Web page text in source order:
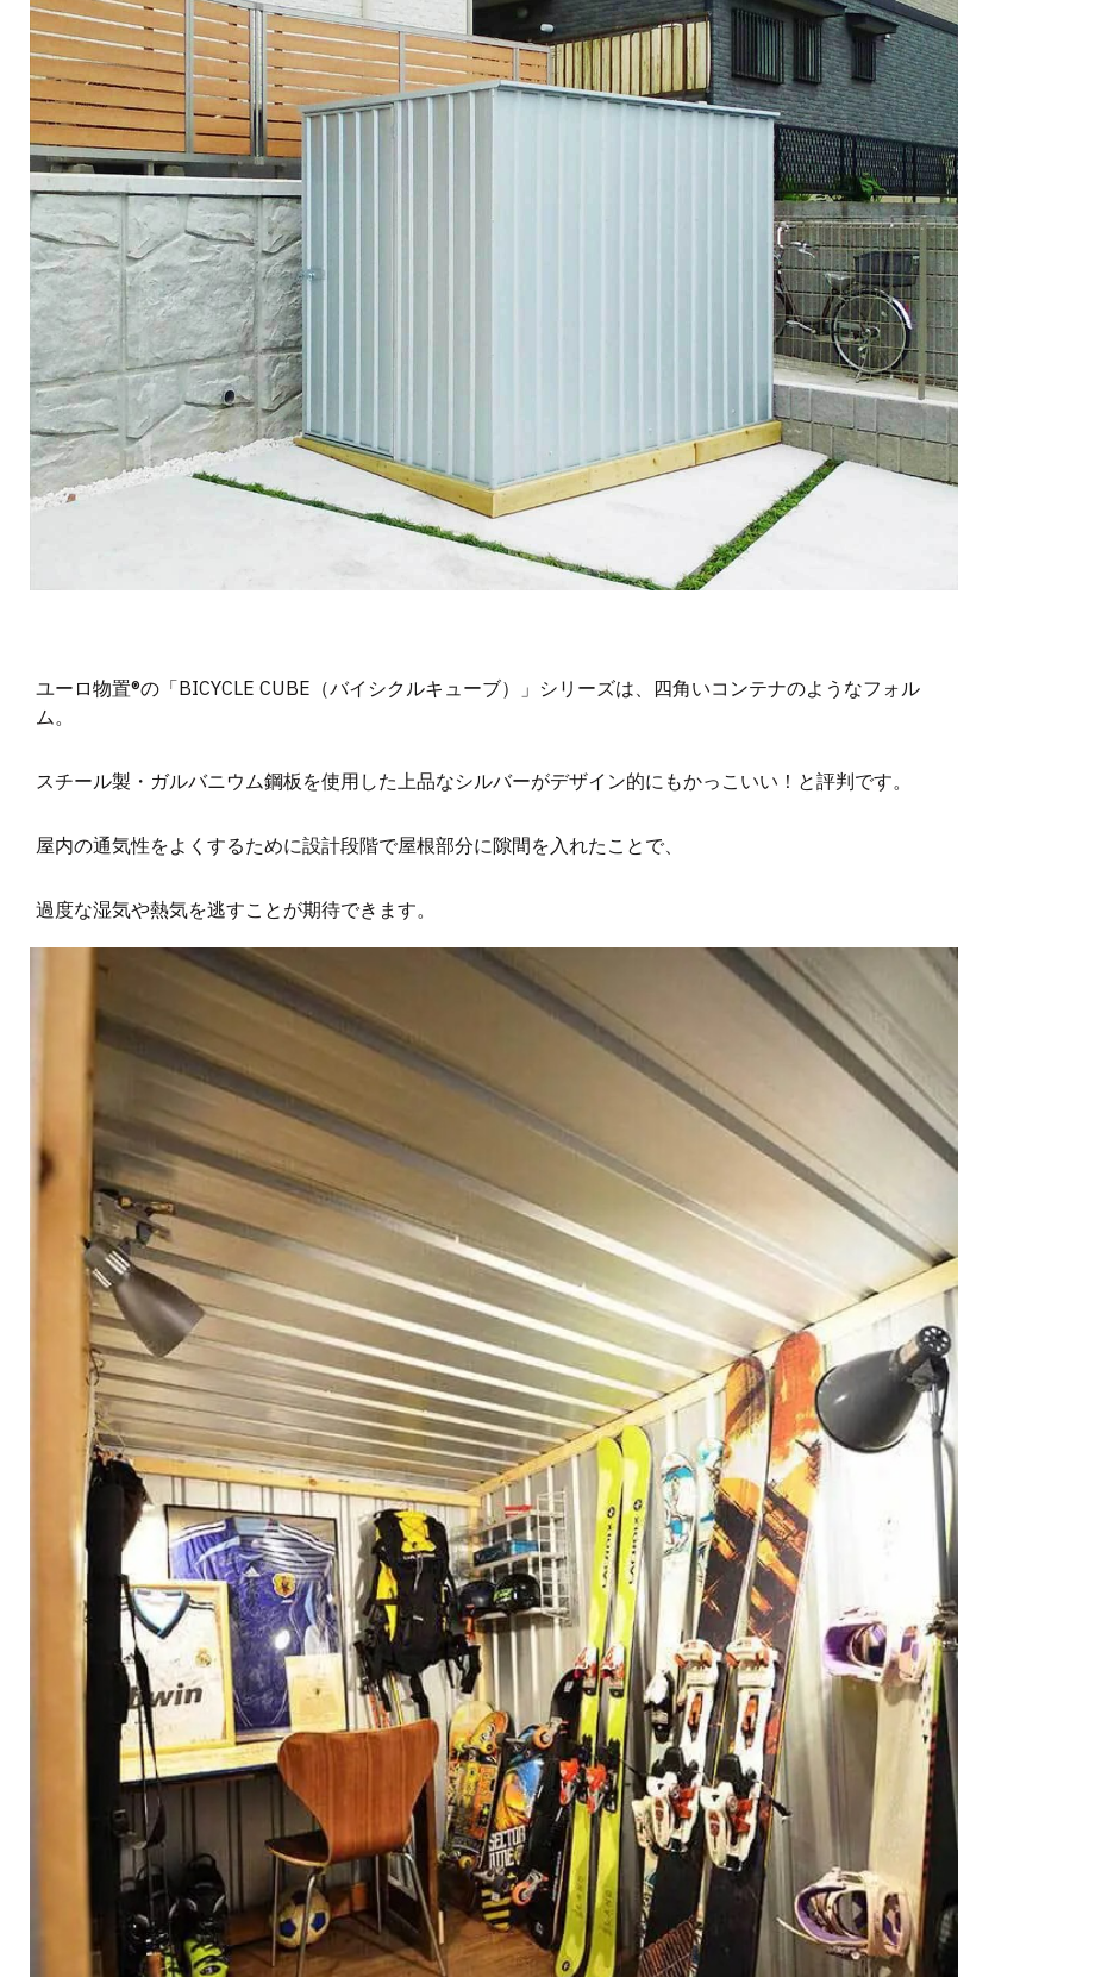
ユーロ物置®の「BICYCLE CUBE（バイシクルキューブ）」シリーズは、四角いコンテナのようなフォル
ム。
スチール製・ガルバニウム鋼板を使用した上品なシルバーがデザイン的にもかっこいい！と評判です。
屋内の通気性をよくするために設計段階で屋根部分に隙間を入れたことで、
過度な湿気や熱気を逃すことが期待できます。